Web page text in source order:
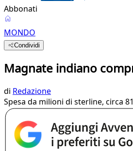
Abbonati
MONDO
Condividi
Magnate indiano
di Redazione
Spesa da milioni di sterline, circa